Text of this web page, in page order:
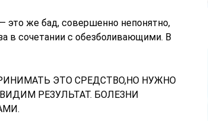
это же бад, совершенно непонятно,
в сочетании с обезболивающими. В
ЭТО СРЕДСТВО,НО НУЖНО
РЕЗУЛЬТАТ. БОЛЕЗНИ